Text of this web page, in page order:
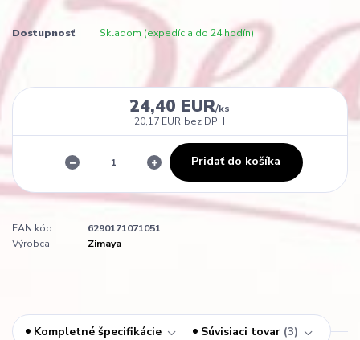
Dostupnosť Skladom (expedícia do 24 hodín)
24,40 EUR/ks
20,17 EUR bez DPH
Pridať do košíka
EAN kód:
6290171071051
Výrobca:
Zimaya
Kompletné špecifikácie Súvisiaci tovar 3